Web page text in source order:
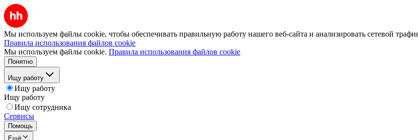
Мы используем файлы cookie, чтобы обеспечивать правильную работу нашего веб-сайта и анализировать сетевой
Правила использования файлов cookie
Мы используем файлы cookie. Правила использования файлов cookie
Понятно
Ищу работу
Ищу работу
Ищу работу
Ищу сотрудника
Сервисы
Помощь
Ещё